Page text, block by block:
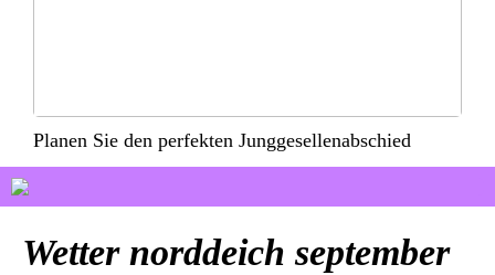
Planen Sie den perfekten Junggesellenabschied
Wetter norddeich september